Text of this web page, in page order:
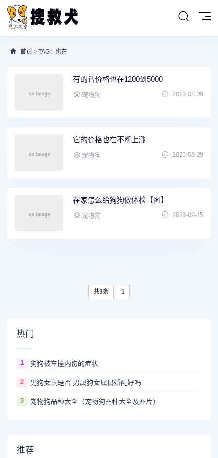
首页 > TAG：也在
有的话价格也在1200到5000
宠物狗 2023-08-29
它的价格也在不断上涨
宠物狗 2023-08-29
在家怎么给狗狗做体检【图】
宠物狗 2023-09-15
共3条 1
热门
1 狗狗被车撞内伤的症状
2 男狗女鼠是否 男属狗女属鼠婚配好吗
3 宠物狗品种大全（宠物狗品种大全及图片）
推荐